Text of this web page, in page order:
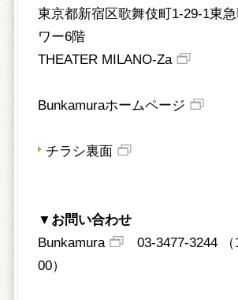
東京都新宿区歌舞伎町1-29-1東
ワー6階
THEATER MILANO-Za
Bunkamuraホームページ
チラシ裏面
▼ お問い合わせ
Bunkamura
03-3477-3244 （
00）